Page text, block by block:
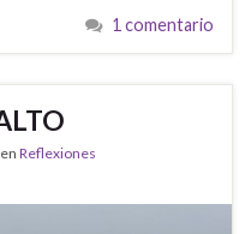
1 comentario
en Reflexiones